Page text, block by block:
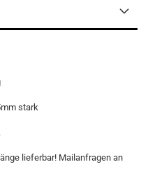
stark
lieferbar! Mailanfragen an